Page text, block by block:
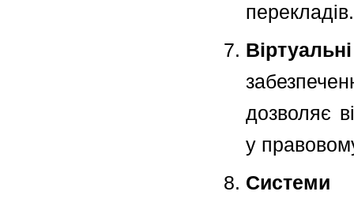
перекладів.
дозволяє
у
Системи